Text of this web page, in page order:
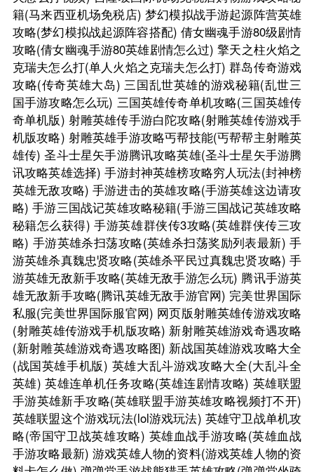
籍(马来西亚机场免税店) 梦幻模拟战手游起源阵营英雄
攻略(梦幻模拟战起源阵容搭配) 倩女幽魂手游80级剧情
攻略(倩女幽魂手游80英雄剧情怎么过) 擎天之柱火焰之
克瑞夫怎么打(单人火焰之克瑞夫怎么打) 群岛传奇游戏
攻略(传奇英雄大岛) 三国乱世英雄的游戏秘籍(乱世三
国手游攻略怎么玩) 三国英雄传奇单机攻略(三国英雄传
奇单机版) 射雕英雄传手游白陀攻略(射雕英雄传游戏手
机版攻略) 射雕英雄手游攻略丐帮技能(丐帮帮主射雕英
雄传) 圣斗士星矢手游腾讯攻略英雄(圣斗士星矢手游腾
讯攻略英雄选择) 手游封神英雄榜攻略穷人玩法(封神榜
英雄无敌攻略) 手游进击的英雄攻略(手游英雄这边请攻
略) 手游三国战记英雄攻略秘籍(手游三国战记英雄攻略
秘籍怎么获得) 手游英雄群侠传3攻略(英雄群侠传三攻
略) 手游英雄杀扫荡攻略(英雄杀扫荡奖励列表最新) 手
游英雄杀真魏忠贤攻略(英雄杀平民过真魏忠贤攻略) 手
游英雄无敌新手攻略(英雄无敌手游怎么玩) 腾讯手游英
雄无敌新手攻略(腾讯英雄无敌手游官网) 完美世界国际
私服(完美世界国际服官网) 网页版射雕英雄传游戏攻略
(射雕英雄传游戏手机版攻略) 新射雕英雄游戏奇遇攻略
(新射雕英雄游戏奇遇攻略图) 新战国英雄游戏攻略大全
(战国英雄手机版) 英雄大乱斗游戏攻略大全(大乱斗全
英雄) 英雄连单机任务攻略(英雄连剧情攻略) 英雄联盟
手游英雄新手攻略(英雄联盟手游英雄攻略视频打不开)
英雄联盟这个游戏玩法(lol游戏玩法) 英雄守卫战单机攻
略(帝国守卫战英雄攻略) 英雄血战手游攻略(英雄血战
手游攻略最新) 游戏英雄人物的资料(游戏英雄人物的资